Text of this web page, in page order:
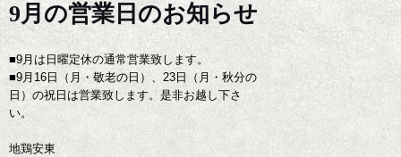
9月の営業日のお知らせ
■9月は日曜定休の通常営業致します。
■9月16日（月・敬老の日）、23日（月・秋分の
日）の祝日は営業致します。是非お越し下さ
い。
地鶏安東